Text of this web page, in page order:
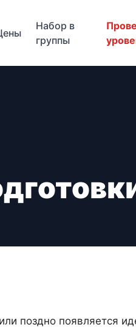
Набор в
группы
поздно появляется